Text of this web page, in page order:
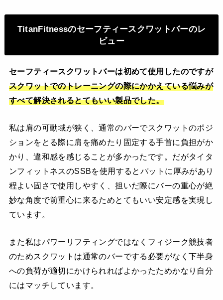
TitanFitnessのセーフティースクワットバーのレ
ビュー
セーフティースクワットバーは初めて使用したのですが
スクワットでのトレーニングの際にかかえている悩みが
すべて解決されるとてもいい製品でした。
私は肩の可動域が狭く、通常のバーでスクワットのポジ
ションをとる際に肩を痛めたり固定する手首に負担がか
かり、違和感を感じることが多かったです。だがタイタ
ンフィットネスのSSBを使用するとパットに厚みがあり
程よい固さで使用しやすく、担いだ際にバーの重心が絶
妙な角度で前重心に来るためとてもいい安定感を実現し
ています。
また私はパワーリフティングではなくフィジーク競技者
のためスクワットは通常のバーでする必要がなく下半身
への負荷が適切にかけられればよかったためかなり自分
にはマッチしています。